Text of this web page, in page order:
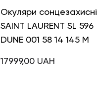
Окуляри сонцезахисні
SAINT LAURENT SL 596
DUNE 001 58 14 145 M
17999,00 UAH